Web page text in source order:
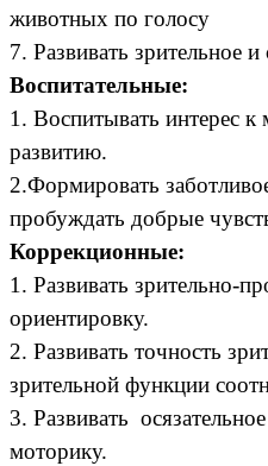
животных по голосу
7. Развивать зрительное
Воспитательные:
1. Воспитывать интерес к
развитию.
2.Формировать
пробуждать добрые
Коррекционные:
1. Развивать зрительно-
ориентировку.
2. Развивать точность
зрительной функции
3. Развивать
моторику.